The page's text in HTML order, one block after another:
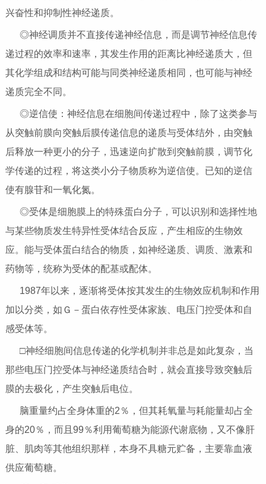
兴奋性和抑制性神经递质。
◎神经调质并不直接传递神经信息，而是调节神经信息传
递过程的效率和速率，其发生作用的距离比神经递质大，但
其化学组成和结构可能与同类神经递质相同，也可能与神经
递质完全不同。
◎逆信使：神经信息在细胞间传递过程中，除了这类参与
从突触前膜向突触后膜传递信息的递质与受体结外，由突触
后释放一种更小的分子，迅速逆向扩散到突触前膜，调节化
学传递的过程，将这类小分子物质称为逆信使。已知的逆信
使有腺苷和一氧化氮。
◎受体是细胞膜上的特殊蛋白分子，可以识别和选择性地
与某些物质发生特异性受体结合反应，产生相应的生物效
应。能与受体蛋白结合的物质，如神经递质、调质、激素和
药物等，统称为受体的配基或配体。
1987年以来，逐渐将受体按其发生的生物效应机制和作用
加以分类，如Ｇ－蛋白依存性受体家族、电压门控受体和自
感受体等。
□神经细胞间信息传递的化学机制并非总是如此复杂，当
那些电压门控受体与神经递质结合时，就会直接导致突触后
膜的去极化，产生突触后电位。
脑重量约占全身体重的2％，但其耗氧量与耗能量却占全
身的20％，而且99％利用葡萄糖为能源代谢底物，又不像肝
脏、肌肉等其他组织那样，本身不具糖元贮备，主要靠血液
供应葡萄糖。